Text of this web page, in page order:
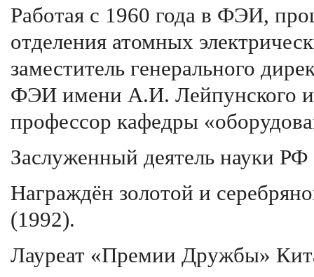
Работая с 1960 года в ФЭИ,
отделения атомных
заместитель генерального
ФЭИ имени А.И. Лейпунского и
профессор кафедры
Заслуженный деятель науки
Награждён золотой и
(1992).
Лауреат «Премии Дружбы»